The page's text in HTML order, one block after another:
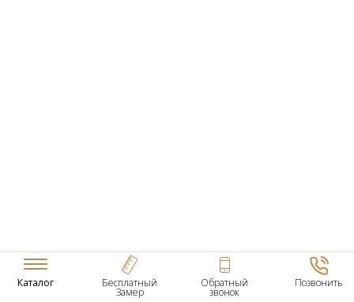
Каталог Бесплатный
Замер
Обратный
звонок
Позвонить